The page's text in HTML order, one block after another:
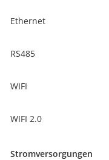
Ethernet
RS485
WIFI
WIFI 2.0
Stromversorgungen